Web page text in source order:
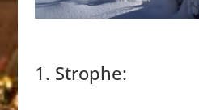
1. Strophe: